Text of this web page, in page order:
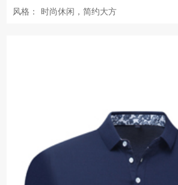
风格：
时尚休闲，简约大方